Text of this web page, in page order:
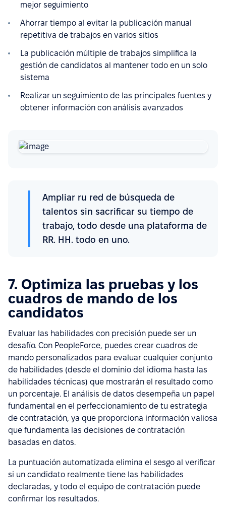
mejor seguimiento
Ahorrar tiempo al evitar la publicación manual
repetitiva de trabajos en varios sitios
La publicación múltiple de trabajos simplifica la
gestión de candidatos al mantener todo en un solo
sistema
Realizar un seguimiento de las principales fuentes y
obtener información con análisis avanzados
Ampliar ru red de búsqueda de
talentos sin sacrificar su tiempo de
trabajo, todo desde una plataforma de
RR. HH. todo en uno.
7. Optimiza las pruebas y los
cuadros de mando de los
candidatos
Evaluar las habilidades con precisión puede ser un
desafío. Con PeopleForce, puedes crear cuadros de
mando personalizados para evaluar cualquier conjunto
de habilidades (desde el dominio del idioma hasta las
habilidades técnicas) que mostrarán el resultado como
un porcentaje. El análisis de datos desempeña un papel
fundamental en el perfeccionamiento de tu estrategia
de contratación, ya que proporciona información valiosa
que fundamenta las decisiones de contratación
basadas en datos.
La puntuación automatizada elimina el sesgo al verificar
si un candidato realmente tiene las habilidades
declaradas, y todo el equipo de contratación puede
confirmar los resultados.